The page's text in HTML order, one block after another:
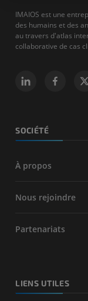
IMAIOS est une
des humains et des
au travers d'atlas
collaborative de cas
SOCIÉTÉ
À propos
Nous rejoindre
Partenariats
LIENS UTILES